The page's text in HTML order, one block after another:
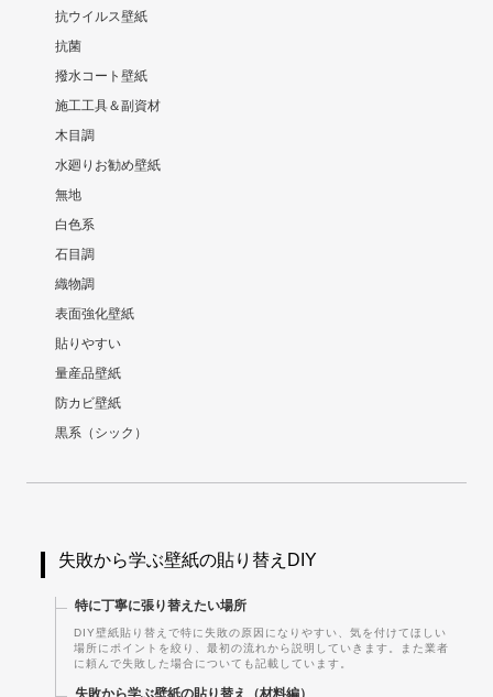
抗ウイルス壁紙
抗菌
撥水コート壁紙
施工工具＆副資材
木目調
水廻りお勧め壁紙
無地
白色系
石目調
織物調
表面強化壁紙
貼りやすい
量産品壁紙
防カビ壁紙
黒系（シック）
失敗から学ぶ壁紙の貼り替えDIY
特に丁寧に張り替えたい場所
DIY壁紙貼り替えで特に失敗の原因になりやすい、気を付けてほしい
場所にポイントを絞り、最初の流れから説明していきます。また業者
に頼んで失敗した場合についても記載しています。
失敗から学ぶ壁紙の貼り替え（材料編）